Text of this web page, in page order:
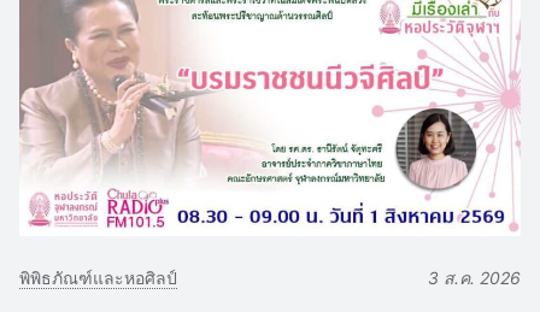
พิพิธภัณฑ์และหอศิลป์ 3 ส.ค. 2026